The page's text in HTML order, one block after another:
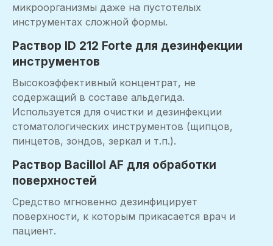
микроорганизмы даже на пустотелых
инструментах сложной формы.
Раствор ID 212 Forte для дезинфекции
инструментов
Высокоэффективный концентрат, не
содержащий в составе альдегида.
Используется для очистки и дезинфекции
стоматологических инструментов (щипцов,
пинцетов, зондов, зеркал и т.п.).
Раствор Bacillol AF для обработки
поверхностей
Средство мгновенно дезинфицирует
поверхности, к которым прикасается врач и
пациент.